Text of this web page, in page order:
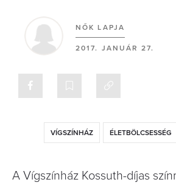
NŐK LAPJA
2017. JANUÁR 27.
VÍGSZÍNHÁZ ÉLETBÖLCSESSÉG
A Vígszínház Kossuth-díjas